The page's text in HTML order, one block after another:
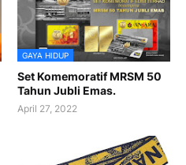
GAYA HIDUP
Set Komemoratif MRSM 50
Tahun Jubli Emas.
April 27, 2022